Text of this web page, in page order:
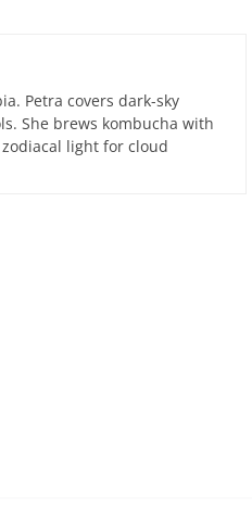
Petra covers dark-sky
She brews kombucha with
light for cloud